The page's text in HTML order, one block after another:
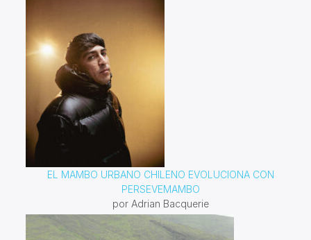
EL MAMBO URBANO CHILENO EVOLUCIONA CON
PERSEVEMAMBO
por Adrian Bacquerie